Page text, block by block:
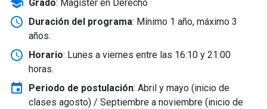
school Grado: Magíster en Derecho
schedule Duración del programa: Mínimo 1 año, máximo 3
años.
schedule Horario: Lunes a viernes entre las 16:10 y 21:00
horas.
event Periodo de postulación: Abril y mayo (inicio de
clases agosto) / Septiembre a noviembre (inicio de